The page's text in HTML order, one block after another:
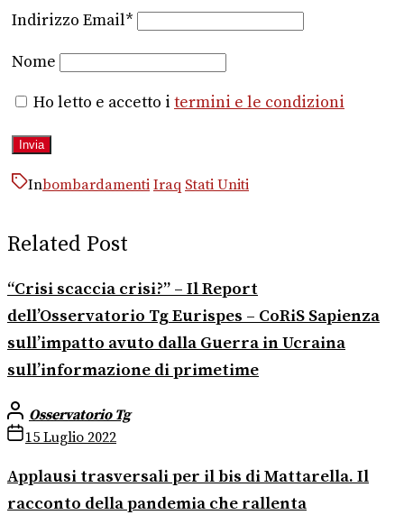
Indirizzo Email*
Nome
Ho letto e accetto i termini e le condizioni
Inbombardamenti Iraq Stati Uniti
Related Post
“Crisi scaccia crisi?” – Il Report
dell’Osservatorio Tg Eurispes – CoRiS Sapienza
sull’impatto avuto dalla Guerra in Ucraina
sull’informazione di primetime
Osservatorio Tg
15 Luglio 2022
Applausi trasversali per il bis di Mattarella. Il
racconto della pandemia che rallenta